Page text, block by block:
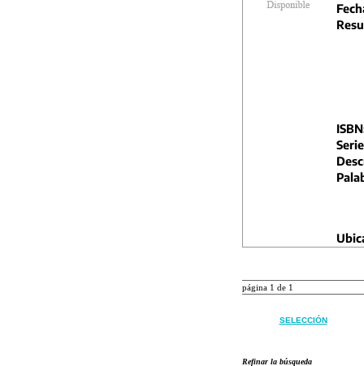
página 1 de 1
SELECCIÓN
Refinar la búsqueda